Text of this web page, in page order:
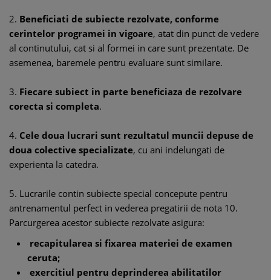
2. Beneficiati de subiecte rezolvate, conforme
cerintelor programei in vigoare, atat din punct de vedere
al continutului, cat si al formei in care sunt prezentate. De
asemenea, baremele pentru evaluare sunt similare.
3. Fiecare subiect in parte beneficiaza de rezolvare
corecta si completa.
4. Cele doua lucrari sunt rezultatul muncii depuse de
doua colective specializate, cu ani indelungati de
experienta la catedra.
5. Lucrarile contin subiecte special concepute pentru
antrenamentul perfect in vederea pregatirii de nota 10.
Parcurgerea acestor subiecte rezolvate asigura:
recapitularea si fixarea materiei de examen
ceruta;
exercitiul pentru deprinderea abilitatilor